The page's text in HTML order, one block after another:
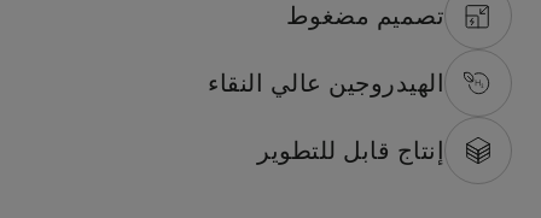
تصميم مضغوط
الهيدروجين عالي النقاء
إنتاج قابل للتطوير